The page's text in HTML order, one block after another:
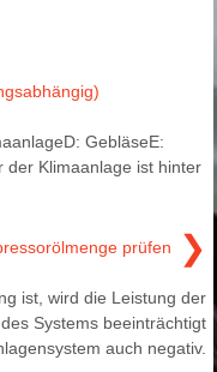
GebläseE:
der Klimaanlage ist hinter
prüfen ❯
ist, wird die Leistung der
Systems beeinträchtigt
auch negativ.